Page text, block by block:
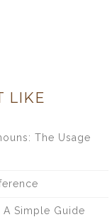
LIKE
The Usage
Simple Guide